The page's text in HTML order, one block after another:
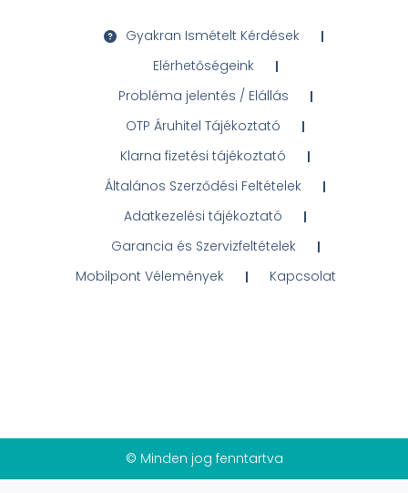
Gyakran Ismételt Kérdések
Elérhetőségeink
Probléma jelentés / Elállás
OTP Áruhitel Tájékoztató
Klarna fizetési tájékoztató
Általános Szerződési Feltételek
Adatkezelési tájékoztató
Garancia és Szervizfeltételek
Mobilpont Vélemények
Kapcsolat
© Minden jog fenntartva